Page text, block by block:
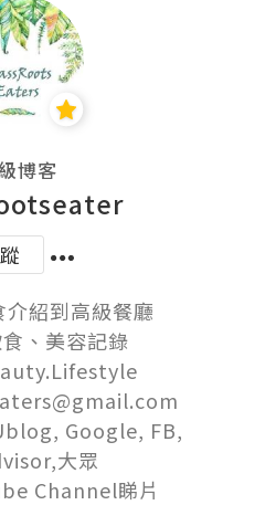
博客
紹到高級餐廳
、美容記錄
Google, FB,
大眾
Channel睇片